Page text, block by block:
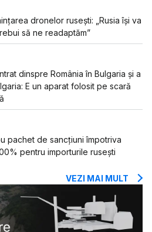
dronelor rusești: „Rusia își va
să ne readaptăm”
dinspre România în Bulgaria și a
E un aparat folosit pe scară
pachet de sancțiuni împotriva
pentru importurile rusești
VEZI MAI MULT